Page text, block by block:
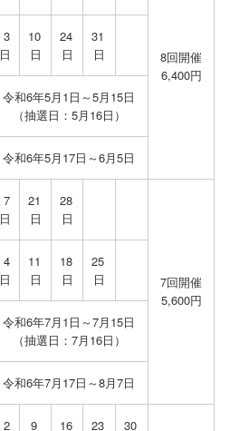
8回開催
6,400円
3
日
10
日
24
日
31
日
令和6年5月1日～5月15日
（抽選日：5月16日）
令和6年5月17日～6月5日
7
日
21
日
28
日
7回開催
5,600円
4
日
11
日
18
日
25
日
令和6年7月1日～7月15日
（抽選日：7月16日）
令和6年7月17日～8月7日
2 9 16 23 30